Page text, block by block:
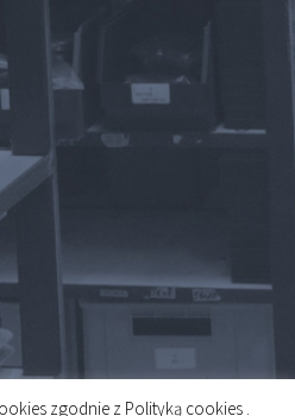
zgodnie z Polityką cookies .